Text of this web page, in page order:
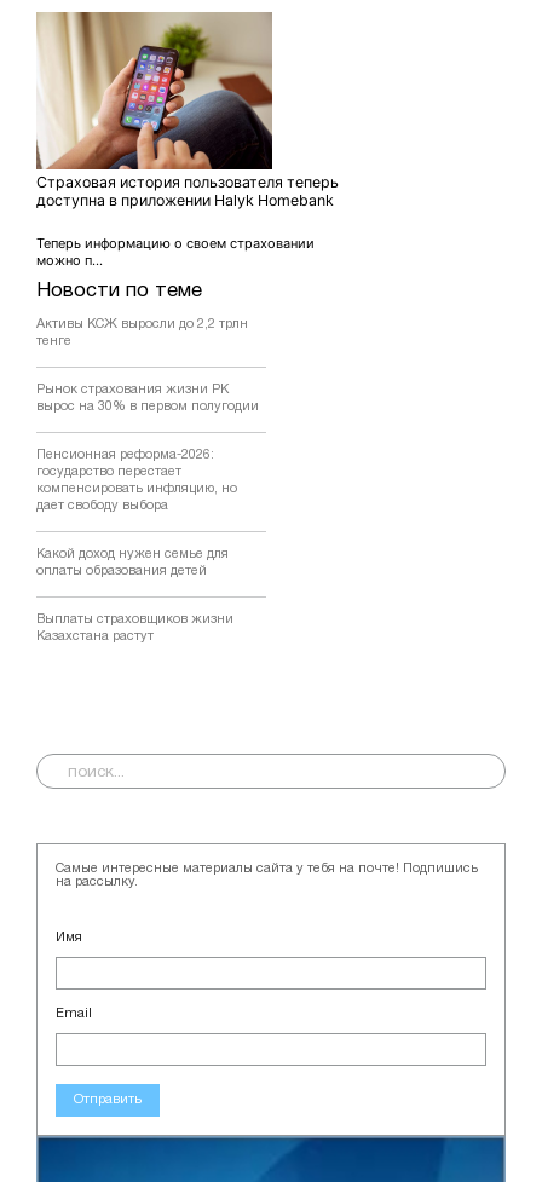
Новости по теме
Активы КСЖ выросли до 2,2 трлн
тенге
Рынок страхования жизни РК
вырос на 30% в первом полугодии
Пенсионная реформа-2026:
государство перестает
компенсировать инфляцию, но
дает свободу выбора
Какой доход нужен семье для
оплаты образования детей
Выплаты страховщиков жизни
Казахстана растут
Страховая история пользователя теперь
доступна в приложении Halyk Homebank
Теперь информацию о своем страховании
можно п...
Самые интересные материалы сайта у тебя на почте! Подпишись
на рассылку.
Имя
Email
Отправить